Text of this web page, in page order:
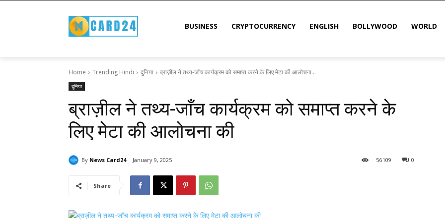
BUSINESS CRYPTOCURRENCY ENGLISH BOLLYWOOD WORLD
Home Trending Hindi दुनिया ब्राज़ील ने तथ्य-जाँच कार्यक्रम को समाप्त करने के लिए मेटा की आलोचना...
दुनिया
ब्राज़ील ने तथ्य-जाँच कार्यक्रम को समाप्त करने के
लिए मेटा की आलोचना की
By News Card24 January 9, 2025 0
56109
Share